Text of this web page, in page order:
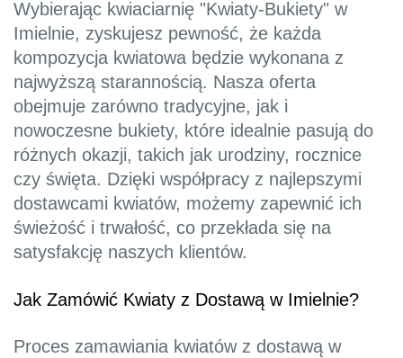
Wybierając kwiaciarnię "Kwiaty-Bukiety" w
Imielnie, zyskujesz pewność, że każda
kompozycja kwiatowa będzie wykonana z
najwyższą starannością. Nasza oferta
obejmuje zarówno tradycyjne, jak i
nowoczesne bukiety, które idealnie pasują do
różnych okazji, takich jak urodziny, rocznice
czy święta. Dzięki współpracy z najlepszymi
dostawcami kwiatów, możemy zapewnić ich
świeżość i trwałość, co przekłada się na
satysfakcję naszych klientów.
Jak Zamówić Kwiaty z Dostawą w Imielnie?
Proces zamawiania kwiatów z dostawą w